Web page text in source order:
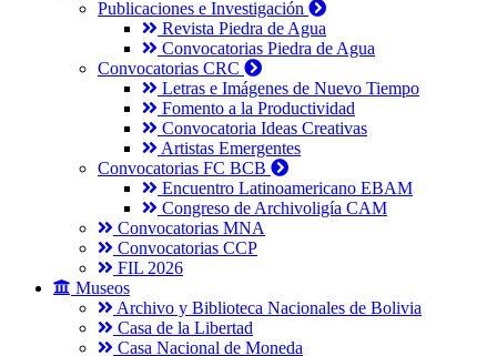
Publicaciones e Investigación
Revista Piedra de Agua
Convocatorias Piedra de Agua
Convocatorias CRC
Letras e Imágenes de Nuevo Tiempo
Fomento a la Productividad
Convocatoria Ideas Creativas
Artistas Emergentes
Convocatorias FC BCB
Encuentro Latinoamericano EBAM
Congreso de Archivoligía CAM
Convocatorias MNA
Convocatorias CCP
FIL 2026
Museos
Archivo y Biblioteca Nacionales de Bolivia
Casa de la Libertad
Casa Nacional de Moneda